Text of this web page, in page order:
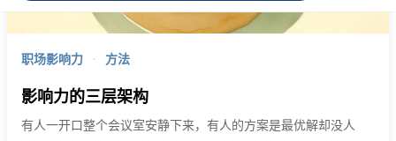
职场影响力 · 方法
影响力的三层架构
有人一开口整个会议室安静下来，有人的方案是最优解却没人